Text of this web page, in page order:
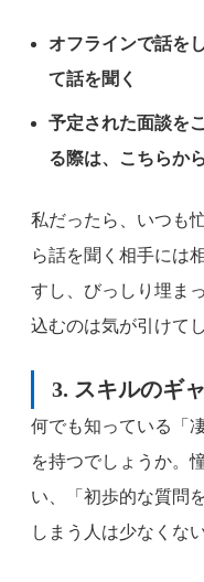
オフラインで話を
て話を聞く
予定された面談を
る際は、こちらか
私だったら、いつも
ら話を聞く相手には
すし、びっしり埋ま
込むのは気が引けて
3. スキルのギ
何でも知っている「
を持つでしょうか。
い、「初歩的な質問
しまう人は少なくな